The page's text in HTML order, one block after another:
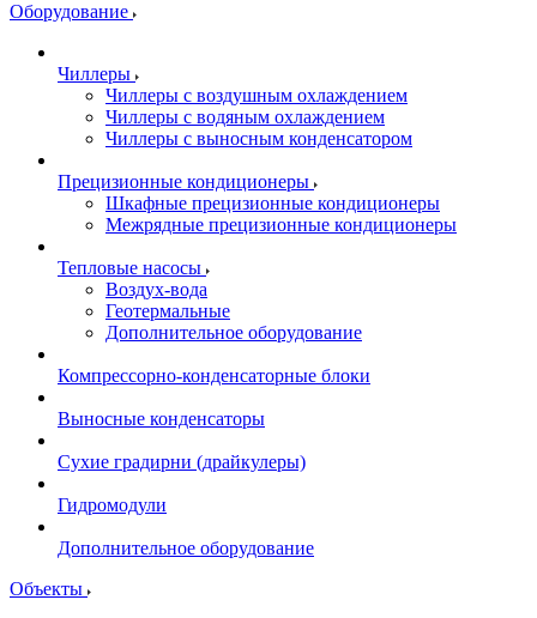
Оборудование
Чиллеры
Чиллеры с воздушным охлаждением
Чиллеры с водяным охлаждением
Чиллеры с выносным конденсатором
Прецизионные кондиционеры
Шкафные прецизионные кондиционеры
Межрядные прецизионные кондиционеры
Тепловые насосы
Воздух-вода
Геотермальные
Дополнительное оборудование
Компрессорно-конденсаторные блоки
Выносные конденсаторы
Сухие градирни (драйкулеры)
Гидромодули
Дополнительное оборудование
Объекты